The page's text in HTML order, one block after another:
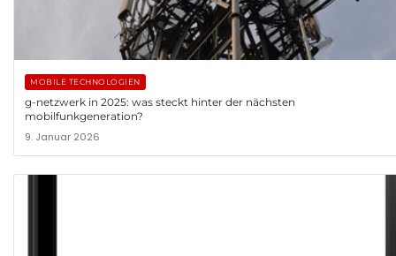
MOBILE TECHNOLOGIEN
g-netzwerk in 2025: was steckt hinter der nächsten
mobilfunkgeneration?
9. Januar 2026